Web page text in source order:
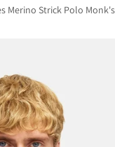
Merino Strick Polo